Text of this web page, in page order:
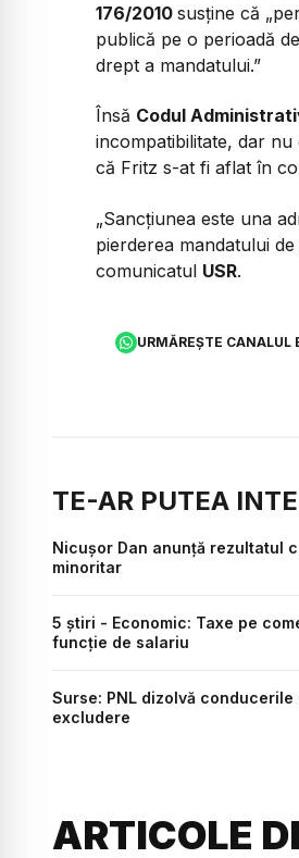
176/2010 susține că
publică pe o perioadă
drept a mandatului.”
Însă Codul
incompatibilitate, dar nu
că Fritz s-at fi aflat în
„Sancţiunea este una
pierderea mandatului
comunicatul USR.
URMĂREȘTE CANALUL
TE-AR PUTEA
Nicușor Dan anunță rezultatul
minoritar
5 știri - Economic: Taxe pe
funcție de salariu
Surse: PNL dizolvă
excludere
ARTICOLE